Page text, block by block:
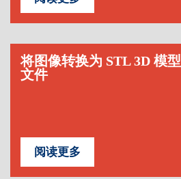
将图像转换为 STL 3D 模型
文件
阅读更多